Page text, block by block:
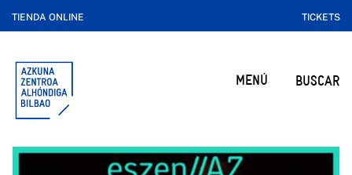
TIENDA ONLINE TICKETS
MENÚ BUSCAR